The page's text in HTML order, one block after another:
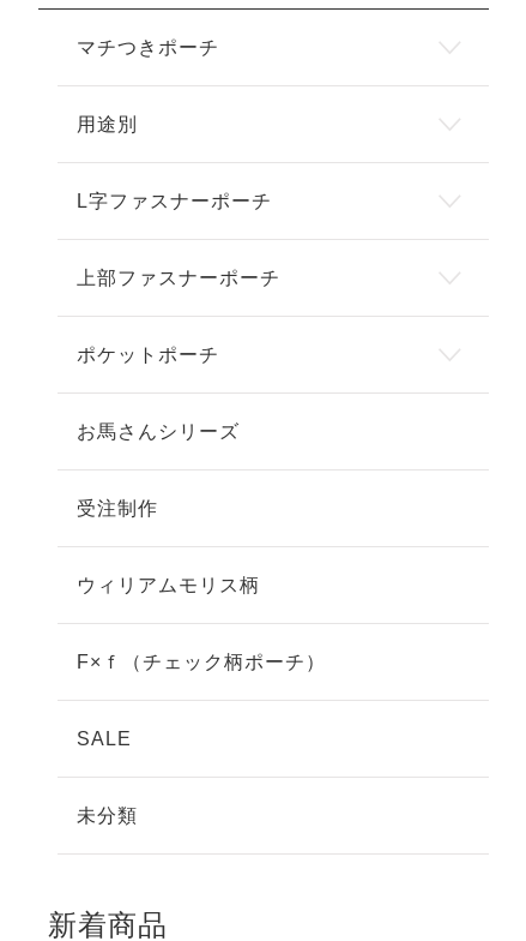
マチつきポーチ
用途別
L字ファスナーポーチ
上部ファスナーポーチ
ポケットポーチ
お馬さんシリーズ
受注制作
ウィリアムモリス柄
F×ｆ（チェック柄ポーチ）
SALE
未分類
新着商品